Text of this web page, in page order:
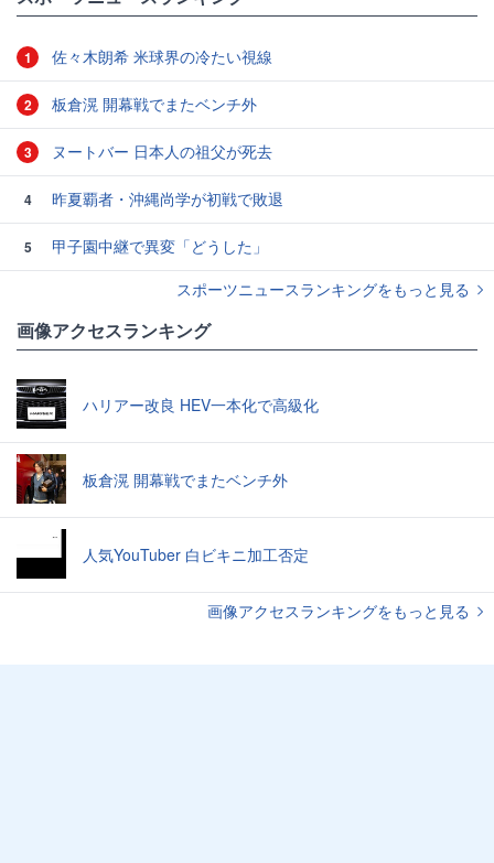
1 佐々木朗希 米球界の冷たい視線
2 板倉滉 開幕戦でまたベンチ外
3 ヌートバー 日本人の祖父が死去
4 昨夏覇者・沖縄尚学が初戦で敗退
5
甲子園中継で異変「どうした」
スポーツニュースランキングをもっと見る
画像アクセスランキング
ハリアー改良 HEV一本化で高級化
板倉滉 開幕戦でまたベンチ外
人気YouTuber 白ビキニ加工否定
画像アクセスランキングをもっと見る